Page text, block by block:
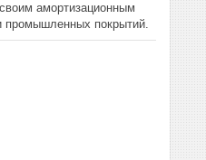
амортизационным
промышленных покрытий.